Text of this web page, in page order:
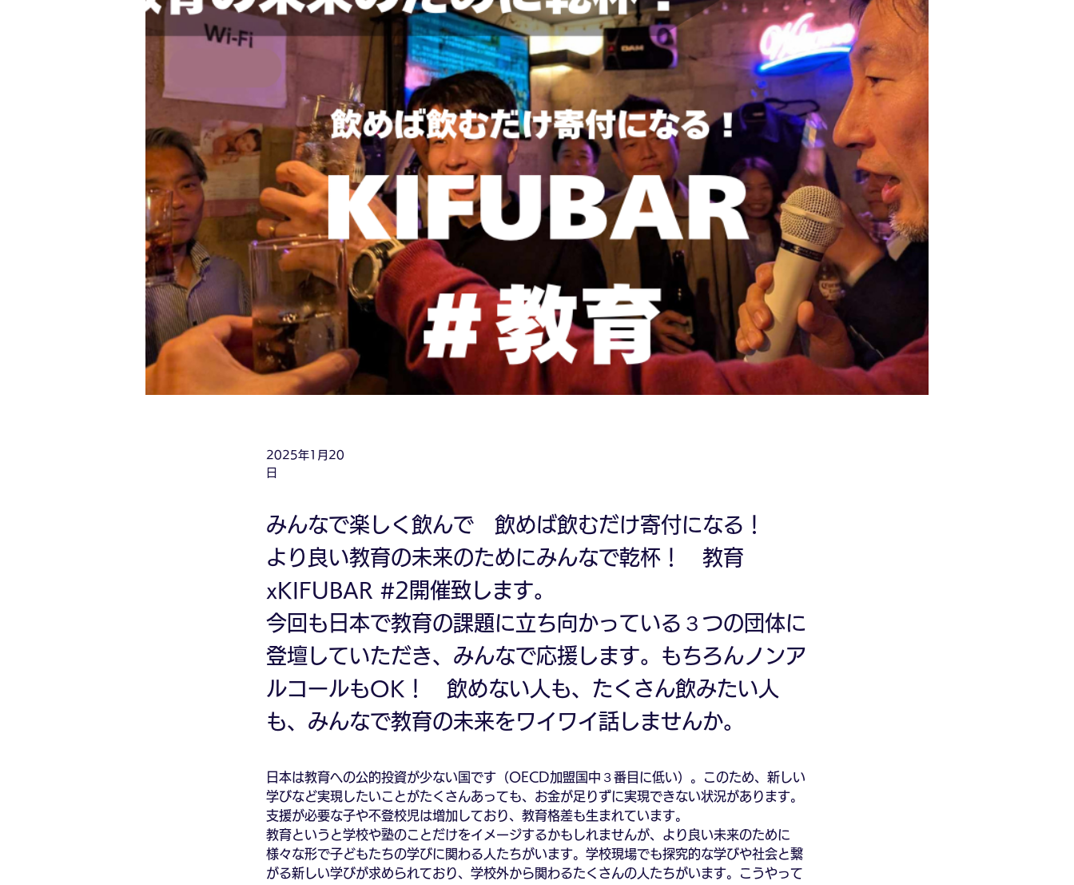
2025年1月20
日
みんなで楽しく飲んで 飲めば飲むだけ寄付になる！
より良い教育の未来のためにみんなで乾杯！ 教育
xKIFUBAR #2開催致します。
今回も日本で教育の課題に立ち向かっている３つの団体に
登壇していただき、みんなで応援します。もちろんノンア
ルコールもOK！ 飲めない人も、たくさん飲みたい人
も、みんなで教育の未来をワイワイ話しませんか。
日本は教育への公的投資が少ない国です（OECD加盟国中３番目に低い）。このため、新しい
学びなど実現したいことがたくさんあっても、お金が足りずに実現できない状況があります。
支援が必要な子や不登校児は増加しており、教育格差も生まれています。
教育というと学校や塾のことだけをイメージするかもしれませんが、より良い未来のために
様々な形で子どもたちの学びに関わる人たちがいます。学校現場でも探究的な学びや社会と繋
がる新しい学びが求められており、学校外から関わるたくさんの人たちがいます。こうやって